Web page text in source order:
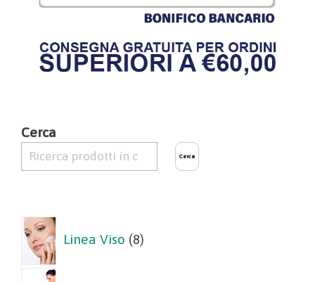
Cerca
Cerca
Linea Viso 8prodotti